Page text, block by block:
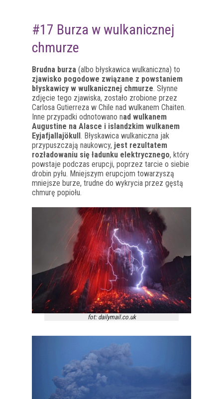
#17 Burza w wulkanicznej
chmurze
Brudna burza (albo błyskawica wulkaniczna) to
zjawisko pogodowe związane z powstaniem
błyskawicy w wulkanicznej chmurze. Słynne
zdjęcie tego zjawiska, zostało zrobione przez
Carlosa Gutierreza w Chile nad wulkanem Chaiten.
Inne przypadki odnotowano nad wulkanem
Augustine na Alasce i islandzkim wulkanem
Eyjafjallajökull. Błyskawica wulkaniczna jak
przypuszczają naukowcy, jest rezultatem
rozładowaniu się ładunku elektrycznego, który
powstaje podczas erupcji, poprzez tarcie o siebie
drobin pyłu. Mniejszym erupcjom towarzyszą
mniejsze burze, trudne do wykrycia przez gęstą
chmurę popiołu.
fot: dailymail.co.uk